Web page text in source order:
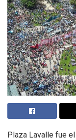
Plaza Lavalle fue